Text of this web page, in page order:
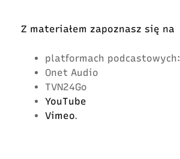
Z materiałem zapoznasz się na
platformach podcastowych:
Onet Audio
TVN24Go
YouTube
Vimeo.